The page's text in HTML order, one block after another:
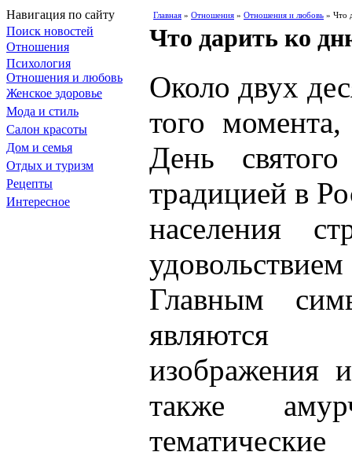
Навигация по сайту
Поиск новостей
Отношения
Психология
Отношения и любовь
Женское здоровье
Мода и стиль
Салон красоты
Дом и семья
Отдых и туризм
Рецепты
Интересное
Главная » Отношения » Отношения и любовь » Что
Что дарить ко
Около двух
того момента,
День
традицией в
населения
Главным
являются
изображения
также